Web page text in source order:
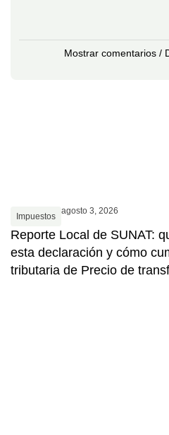
Mostrar comentarios /
Impuestos
agosto 3, 2026
Reporte Local de SUNAT:
esta declaración y cómo
tributaria de Precio de